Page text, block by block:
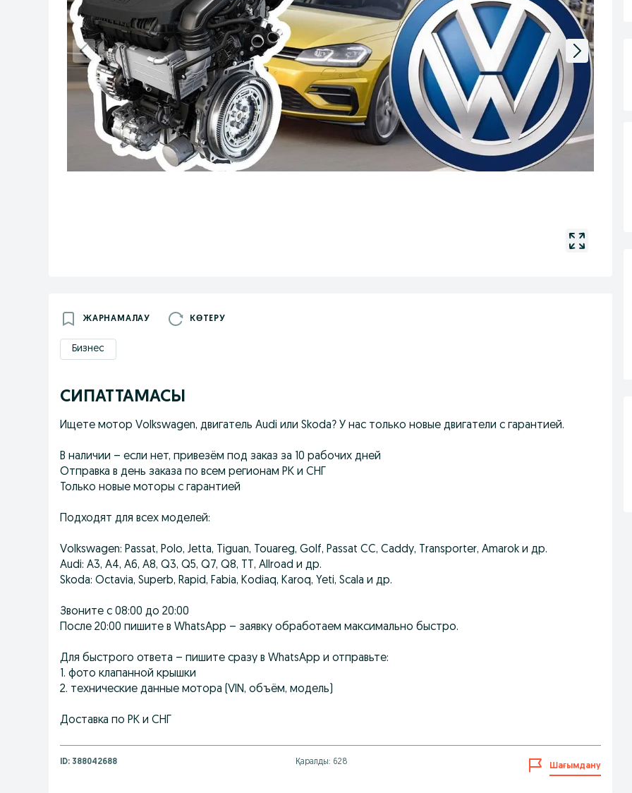
ЖАРНАМАЛАУ КӨТЕРУ
Бизнес
СИПАТТАМАСЫ
Ищете мотор Volkswagen, двигатель Audi или Skoda? У нас только новые двигатели с гарантией.
В наличии – если нет, привезём под заказ за 10 рабочих дней
Отправка в день заказа по всем регионам РК и СНГ
Только новые моторы с гарантией
Подходят для всех моделей:
Volkswagen: Passat, Polo, Jetta, Tiguan, Touareg, Golf, Passat CC, Caddy, Transporter, Amarok и др.
Audi: A3, A4, A6, A8, Q3, Q5, Q7, Q8, TT, Allroad и др.
Skoda: Octavia, Superb, Rapid, Fabia, Kodiaq, Karoq, Yeti, Scala и др.
Звоните с 08:00 до 20:00
После 20:00 пишите в WhatsApp – заявку обработаем максимально быстро.
Для быстрого ответа – пишите сразу в WhatsApp и отправьте:
1. фото клапанной крышки
2. технические данные мотора (VIN, объём, модель)
Доставка по РК и СНГ
ID: 388042688 Қаралды: 628 Шағымдану